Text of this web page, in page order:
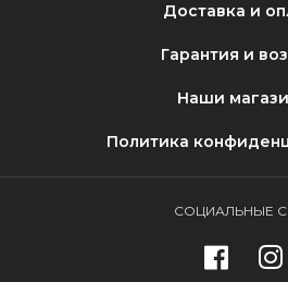
Доставка и
Гарантия и
Наши
Политика
СОЦИАЛЬНЫЕ